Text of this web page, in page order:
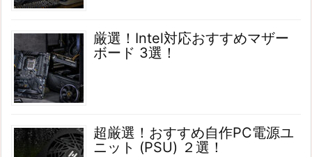
厳選！Intel対応おすすめマザー
ボード 3選！
超厳選！おすすめ自作PC電源ユ
ニット (PSU) ２選！